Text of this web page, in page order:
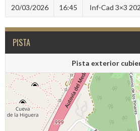
20/03/2026 16:45 Inf-Cad 3×3
PISTA
Pista exterior